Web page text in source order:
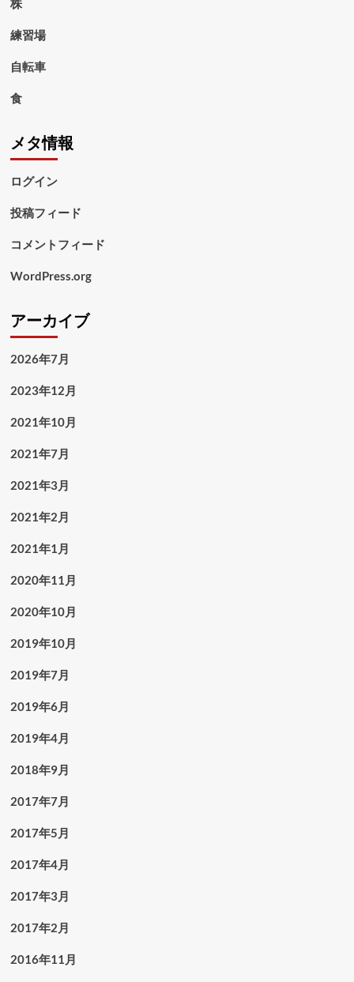
株
練習場
自転車
食
メタ情報
ログイン
投稿フィード
コメントフィード
WordPress.org
アーカイブ
2026年7月
2023年12月
2021年10月
2021年7月
2021年3月
2021年2月
2021年1月
2020年11月
2020年10月
2019年10月
2019年7月
2019年6月
2019年4月
2018年9月
2017年7月
2017年5月
2017年4月
2017年3月
2017年2月
2016年11月